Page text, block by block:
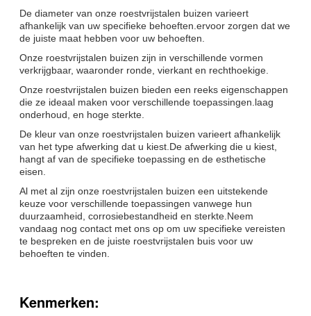
De diameter van onze roestvrijstalen buizen varieert
afhankelijk van uw specifieke behoeften.ervoor zorgen dat we
de juiste maat hebben voor uw behoeften.
Onze roestvrijstalen buizen zijn in verschillende vormen
verkrijgbaar, waaronder ronde, vierkant en rechthoekige.
Onze roestvrijstalen buizen bieden een reeks eigenschappen
die ze ideaal maken voor verschillende toepassingen.laag
onderhoud, en hoge sterkte.
De kleur van onze roestvrijstalen buizen varieert afhankelijk
van het type afwerking dat u kiest.De afwerking die u kiest,
hangt af van de specifieke toepassing en de esthetische
eisen.
Al met al zijn onze roestvrijstalen buizen een uitstekende
keuze voor verschillende toepassingen vanwege hun
duurzaamheid, corrosiebestandheid en sterkte.Neem
vandaag nog contact met ons op om uw specifieke vereisten
te bespreken en de juiste roestvrijstalen buis voor uw
behoeften te vinden.
Kenmerken: